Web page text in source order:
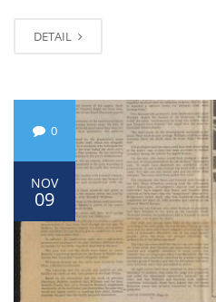
DETAIL
0
NOV
09